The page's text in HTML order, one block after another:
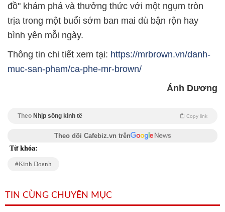
đồ" khám phá và thưởng thức với một ngụm tròn
trịa trong một buổi sớm ban mai dù bận rộn hay
bình yên mỗi ngày.
Thông tin chi tiết xem tại: https://mrbrown.vn/danh-
muc-san-pham/ca-phe-mr-brown/
Ánh Dương
Theo Nhịp sống kinh tế Copy link
Theo dõi Cafebiz.vn trên
Từ khóa:
Kinh Doanh
TIN CÙNG CHUYÊN MỤC